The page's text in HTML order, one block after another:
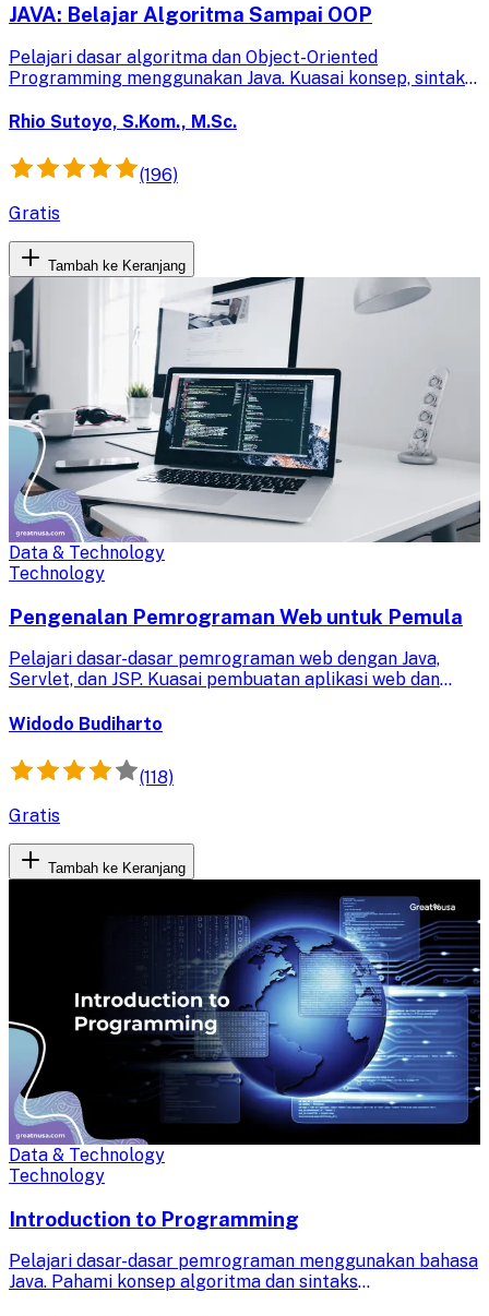
JAVA: Belajar Algoritma Sampai OOP
Pelajari dasar algoritma dan Object-Oriented
Programming menggunakan Java. Kuasai konsep, sintaks,
algoritma multi-threading.
Rhio Sutoyo, S.Kom., M.Sc.
(196)
Gratis
Tambah ke Keranjang
Data & Technology
Technology
Pengenalan Pemrograman Web untuk Pemula
Pelajari dasar-dasar pemrograman web dengan Java,
Servlet, dan JSP. Kuasai pembuatan aplikasi web dan
Widodo Budiharto
(118)
Gratis
Tambah ke Keranjang
Data & Technology
Technology
Introduction to Programming
Pelajari dasar-dasar pemrograman menggunakan bahasa
Java. Pahami konsep algoritma dan sintaks